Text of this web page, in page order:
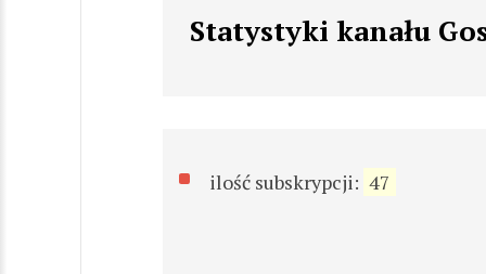
Statystyki kanału
ilość subskrypcji: 47